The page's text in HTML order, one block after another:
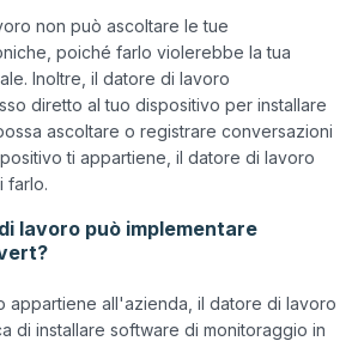
non può ascoltare le tue
poiché farlo violerebbe la tua
Inoltre, il datore di lavoro
diretto al tuo dispositivo per installare
ascoltare o registrare conversazioni
ti appartiene, il datore di lavoro
lavoro può implementare
appartiene all'azienda, il datore di lavoro
di installare software di monitoraggio in